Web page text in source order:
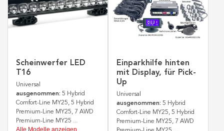
Scheinwerfer LED
T16
Universal
ausgenommen: 5 Hybrid
Comfort-Line MY25, 5 Hybrid
Premium-Line MY25, 7 AWD
Premium-Line MY25 ...
Alle Modelle anzeigen
Einparkhilfe hinten
mit Display, für Pick-
Up
Universal
ausgenommen: 5 Hybrid
Comfort-Line MY25, 5 Hybrid
Premium-Line MY25, 7 AWD